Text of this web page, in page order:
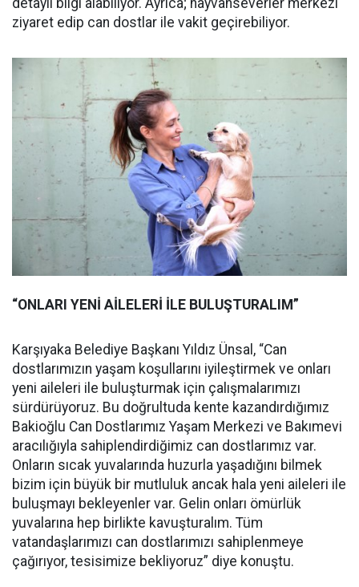
detaylı bilgi alabiliyor. Ayrıca; hayvanseverler merkezi
ziyaret edip can dostlar ile vakit geçirebiliyor.
“ONLARI YENİ AİLELERİ İLE BULUŞTURALIM”
Karşıyaka Belediye Başkanı Yıldız Ünsal, “Can
dostlarımızın yaşam koşullarını iyileştirmek ve onları
yeni aileleri ile buluşturmak için çalışmalarımızı
sürdürüyoruz. Bu doğrultuda kente kazandırdığımız
Bakioğlu Can Dostlarımız Yaşam Merkezi ve Bakımevi
aracılığıyla sahiplendirdiğimiz can dostlarımız var.
Onların sıcak yuvalarında huzurla yaşadığını bilmek
bizim için büyük bir mutluluk ancak hala yeni aileleri ile
buluşmayı bekleyenler var. Gelin onları ömürlük
yuvalarına hep birlikte kavuşturalım. Tüm
vatandaşlarımızı can dostlarımızı sahiplenmeye
çağırıyor, tesisimize bekliyoruz” diye konuştu.